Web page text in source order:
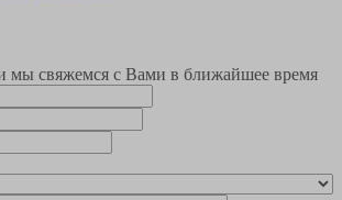
мы свяжемся с Вами в ближайшее время